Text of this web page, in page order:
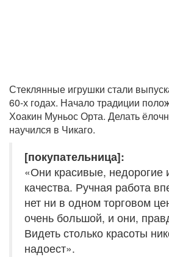
Стеклянные игрушки стали
60-х годах. Начало традиции
Хоакин Муньос Орта. Делать
научился в Чикаго.
[покупательница]:
«Они красивые, недорогие
качества. Ручная работа
нет ни в одном торговом
очень большой, и они,
Видеть столько красоты
надоест».